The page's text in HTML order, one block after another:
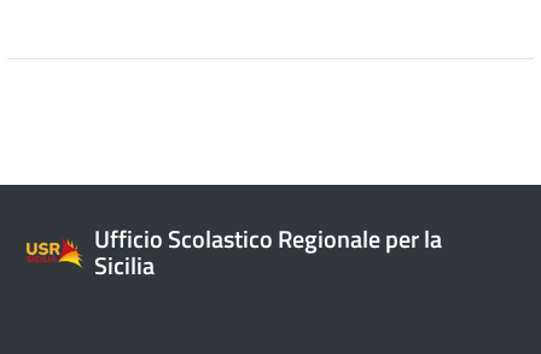
Ufficio Scolastico Regionale per la
Sicilia